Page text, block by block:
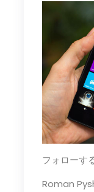
フォローす
Roman